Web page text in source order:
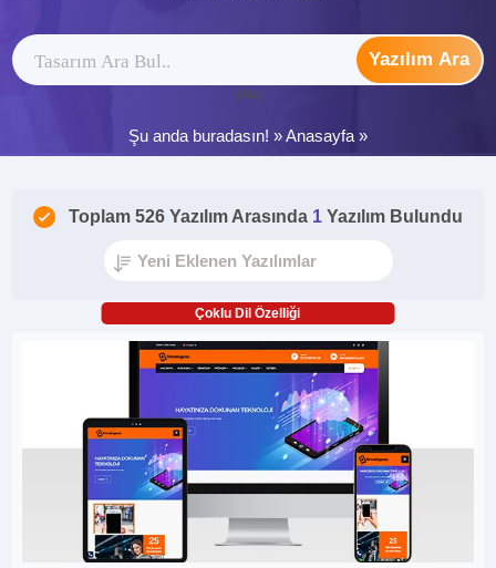
Yazılım Ara
ytag
Şu anda buradasın! »Anasayfa »
Toplam 526 Yazılım Arasında 1 Yazılım Bulundu
Çoklu Dil Özelliği